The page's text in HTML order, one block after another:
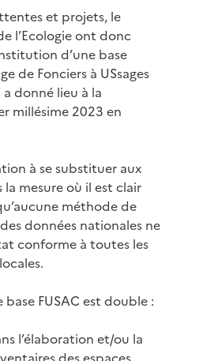
et projets, le
l’Ecologie ont donc
d’une base
de Fonciers à USsages
donné lieu à la
millésime 2023 en
à se substituer aux
mesure où il est clair
méthode de
données nationales ne
conforme à toutes les
FUSAC est double :
l’élaboration et/ou la